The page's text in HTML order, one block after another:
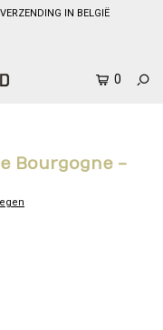
IN BELGIË
0
Bourgogne -